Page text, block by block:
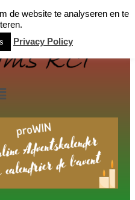
de website te analyseren en te
Privacy Policy